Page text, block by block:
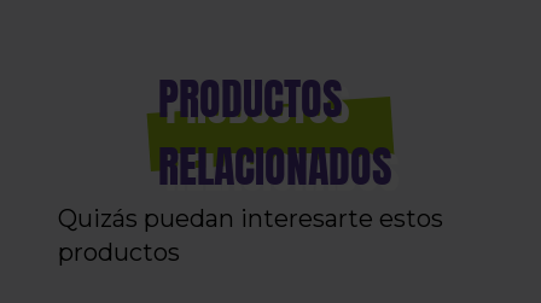
PRODUCTOS
RELACIONADOS
Quizás puedan interesarte estos
productos